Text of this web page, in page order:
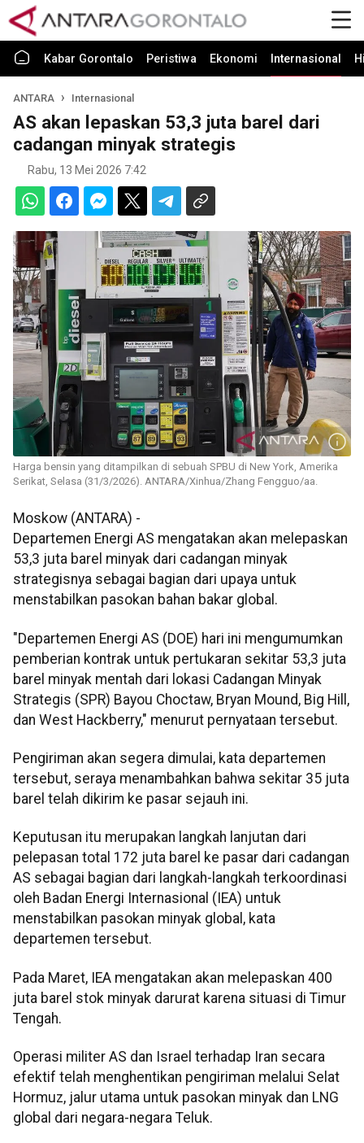
Kabar Gorontalo Peristiwa Ekonomi Internasional
ANTARA Internasional
AS akan lepaskan 53,3 juta barel dari
cadangan minyak strategis
Rabu, 13 Mei 2026 7:42
Harga bensin yang ditampilkan di sebuah SPBU di New York, Amerika
Serikat, Selasa (31/3/2026). ANTARA/Xinhua/Zhang Fengguo/aa.
Moskow (ANTARA) -
Departemen Energi AS mengatakan akan melepaskan
53,3 juta barel minyak dari cadangan minyak
strategisnya sebagai bagian dari upaya untuk
menstabilkan pasokan bahan bakar global.
"Departemen Energi AS (DOE) hari ini mengumumkan
pemberian kontrak untuk pertukaran sekitar 53,3 juta
barel minyak mentah dari lokasi Cadangan Minyak
Strategis (SPR) Bayou Choctaw, Bryan Mound, Big Hill,
dan West Hackberry," menurut pernyataan tersebut.
Pengiriman akan segera dimulai, kata departemen
tersebut, seraya menambahkan bahwa sekitar 35 juta
barel telah dikirim ke pasar sejauh ini.
Keputusan itu merupakan langkah lanjutan dari
pelepasan total 172 juta barel ke pasar dari cadangan
AS sebagai bagian dari langkah-langkah terkoordinasi
oleh Badan Energi Internasional (IEA) untuk
menstabilkan pasokan minyak global, kata
departemen tersebut.
Pada Maret, IEA mengatakan akan melepaskan 400
juta barel stok minyak darurat karena situasi di Timur
Tengah.
Operasi militer AS dan Israel terhadap Iran secara
efektif telah menghentikan pengiriman melalui Selat
Hormuz, jalur utama untuk pasokan minyak dan LNG
global dari negara-negara Teluk.